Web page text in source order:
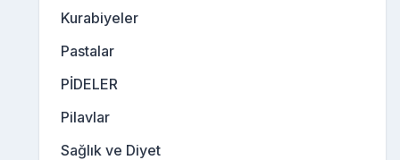
Kurabiyeler
Pastalar
PİDELER
Pilavlar
Sağlık ve Diyet